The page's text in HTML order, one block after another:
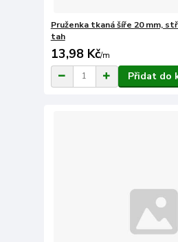
Pruženka tkaná šíře 20 mm,
tah
13,98 Kč/m
Přidat do